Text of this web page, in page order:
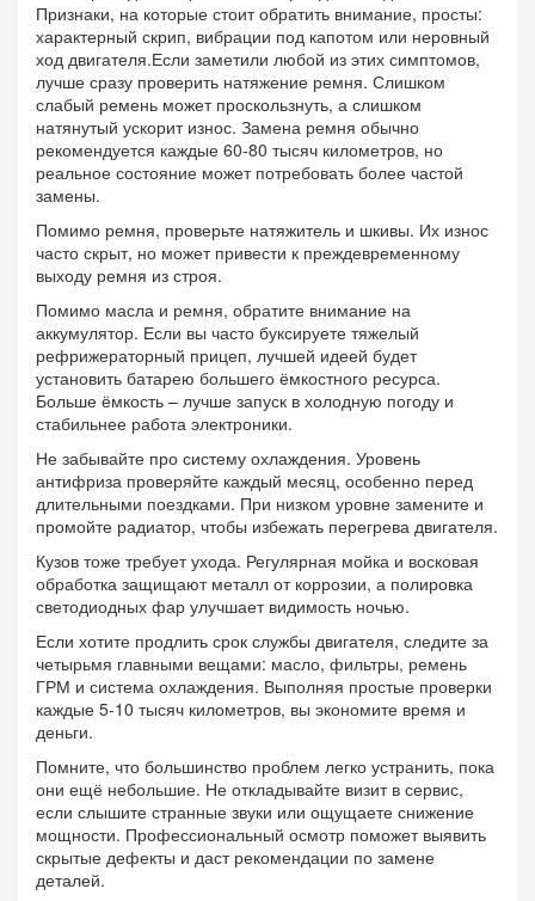
Признаки, на которые стоит обратить внимание, просты:
характерный скрип, вибрации под капотом или неровный
ход двигателя.Если заметили любой из этих симптомов,
лучше сразу проверить натяжение ремня. Слишком
слабый ремень может проскользнуть, а слишком
натянутый ускорит износ. Замена ремня обычно
рекомендуется каждые 60‑80 тысяч километров, но
реальное состояние может потребовать более частой
замены.
Помимо ремня, проверьте натяжитель и шкивы. Их износ
часто скрыт, но может привести к преждевременному
выходу ремня из строя.
Помимо масла и ремня, обратите внимание на
аккумулятор. Если вы часто буксируете тяжелый
рефрижераторный прицеп, лучшей идеей будет
установить батарею большего ёмкостного ресурса.
Больше ёмкость – лучше запуск в холодную погоду и
стабильнее работа электроники.
Не забывайте про систему охлаждения. Уровень
антифриза проверяйте каждый месяц, особенно перед
длительными поездками. При низком уровне замените и
промойте радиатор, чтобы избежать перегрева двигателя.
Кузов тоже требует ухода. Регулярная мойка и восковая
обработка защищают металл от коррозии, а полировка
светодиодных фар улучшает видимость ночью.
Если хотите продлить срок службы двигателя, следите за
четырьмя главными вещами: масло, фильтры, ремень
ГРМ и система охлаждения. Выполняя простые проверки
каждые 5‑10 тысяч километров, вы экономите время и
деньги.
Помните, что большинство проблем легко устранить, пока
они ещё небольшие. Не откладывайте визит в сервис,
если слышите странные звуки или ощущаете снижение
мощности. Профессиональный осмотр поможет выявить
скрытые дефекты и даст рекомендации по замене
деталей.